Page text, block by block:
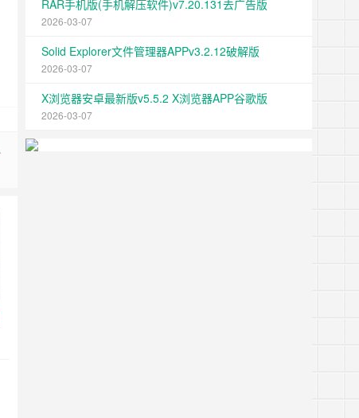
RAR手机版(手机解压软件)v7.20.131去广告版
2026-03-07
Solid Explorer文件管理器APPv3.2.12破解版
2026-03-07
X浏览器安卓最新版v5.5.2 X浏览器APP谷歌版
2026-03-07